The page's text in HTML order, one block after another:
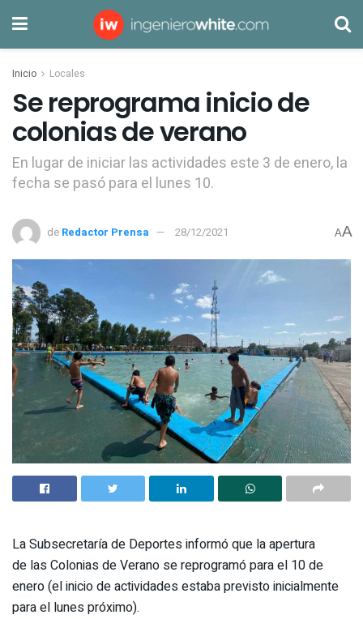
Inicio Locales
Se reprograma inicio de
colonias de verano
En lugar de iniciar las actividades este 3 de enero, la
fecha se pasó para el lunes 10.
de Redactor Prensa 28/12/2021 AA
La Subsecretaría de Deportes informó que la apertura
de las Colonias de Verano se reprogramó para el 10 de
enero (el inicio de actividades estaba previsto inicialmente
para el lunes próximo).